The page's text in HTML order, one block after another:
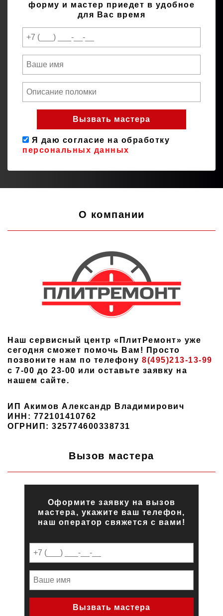
форму и мастер приедет в удобное
для Вас время
Я даю согласие на обработку
персональных данных
О компании
Наш сервисный центр «ПлитРемонт» уже
сегодня сможет помочь Вам! Просто
позвоните нам по телефону 8(495)213-13-99
с 7-00 до 23-00 или оставьте заявку на
нашем сайте.
ИП Акимов Александр Владимирович
ИНН: 772101410762
ОГРНИП: 325774600338731
Вызов мастера
Оформите заявку на вызов
мастера, укажите ваш телефон,
наш оператор свяжется с вами!